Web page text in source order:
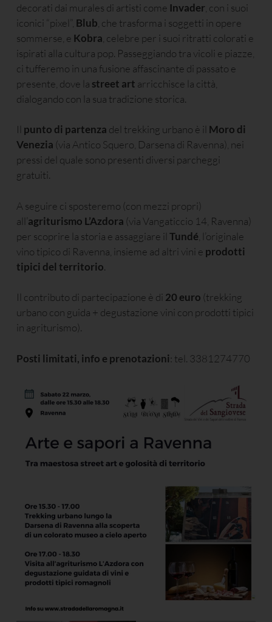
decorati dai murales di artisti come Invader , con i suoi
iconici “pixel”, Blub , che trasforma i soggetti in opere
sommerse, e Kobra , celebre per i suoi ritratti colorati e
ispirati alla cultura pop. Passeggiando tra vicoli e piazze,
ci tufferemo in una fusione affascinante di passato e
presente, dove la street art arricchisce la città,
dialogando con la sua tradizione storica.
Il punto di partenza del trekking urbano è il Moro di
Venezia (via Antico Squero, Darsena di Ravenna), nei
pressi del quale sono presenti diversi parcheggi
gratuiti.
A seguire ci sposteremo (con mezzi propri)
all’ agriturismo L’Azdora (via Vangaticcio 14, Ravenna)
per scoprire la storia e assaggiare il Tundé , l’originale
vino tipico di Ravenna, insieme ad altri vini e prodotti
tipici del territorio.
Il contributo di partecipazione è di 20 euro (trekking
urbano con guida + degustazione vini con prodotti tipici
in agriturismo).
Posti limitati, info e prenotazioni: tel. 3381274770